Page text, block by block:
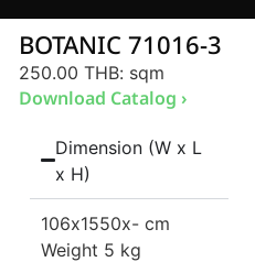
BOTANIC 71016-3
250.00 THB: sqm
Download Catalog ›
Dimension (W x L
x H)
106x1550x- cm
Weight 5 kg